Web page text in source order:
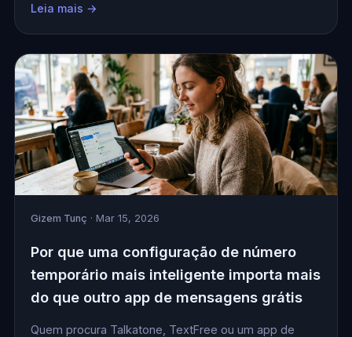
Leia mais →
Gizem Tunç · Mar 15, 2026
Por que uma configuração de número
temporário mais inteligente importa mais
do que outro app de mensagens grátis
Quem procura Talkatone, TextFree ou um app de